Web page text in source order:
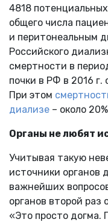
4818
общего числа
и перитонеальным
Российского
смертности в
почки в РФ в 2016 г.
При этом
диализе – около
Органы не любят
Учитывая такую
источники органов
важнейших
органов второй раз
«Это просто догма.